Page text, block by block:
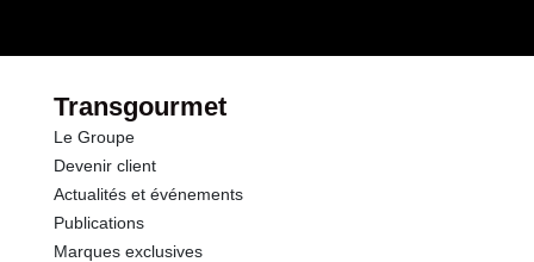
Transgourmet
Le Groupe
Devenir client
Actualités et événements
Publications
Marques exclusives